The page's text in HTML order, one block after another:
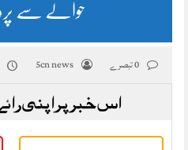
حوالے سے
5cn news
اس خبر پر اپنی